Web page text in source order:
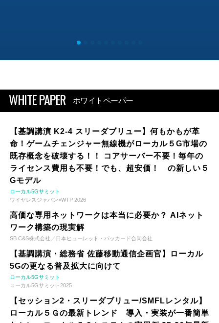
WHITE PAPER ホワイトペーパー
【基調講演 K2-4 スリーダブリュー】何もかもが革
命！ゲームチェンジャー無線機がローカル５G市場の
既存概念を破壊する！！ コアサーバー不要！毎年の
ライセンス費用も不要！でも、超安価！ の新しい５
Gモデル
ローカル5Gサミット
ワイヤレスジャパン×WTP 2026
高価な専用ネットワークは本当に必要か？ AIネット
ワーク構築の現実解
SB C&S株式会社／日本ヒューレット・パッカード合同会社
【基調講演・総務省 佐藤移動通信企画官】ローカル
5Gの更なる普及拡大に向けて
ローカル5Gサミット
ローカル5Gサミット2025
【セッション2・スリーダブリュー/SMFLレンタル】
ローカル５Ｇの最新トレンド 導入・実装が一番簡単